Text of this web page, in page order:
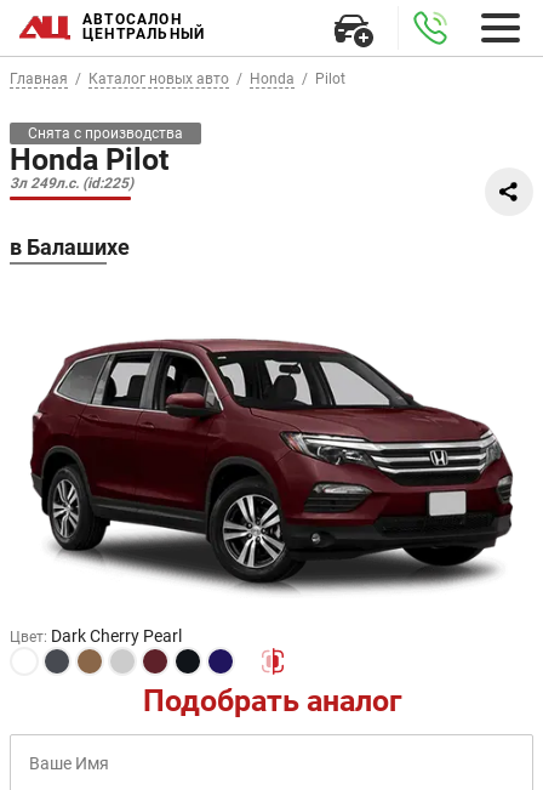
АВТОСАЛОН
ЦЕНТРАЛЬНЫЙ
Главная Каталог новых авто Honda Pilot
Снята с производства
Honda Pilot
3л 249л.с. (id:225)
в Балашихе
Цвет: Dark Cherry Pearl
Подобрать аналог